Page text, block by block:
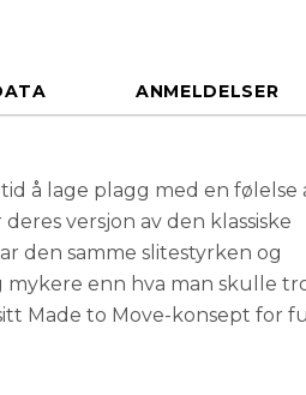
ANMELDELSER
å lage plagg med en følelse
versjon av den klassiske
den samme slitestyrken og
enn hva man skulle
Made to Move-konsept for